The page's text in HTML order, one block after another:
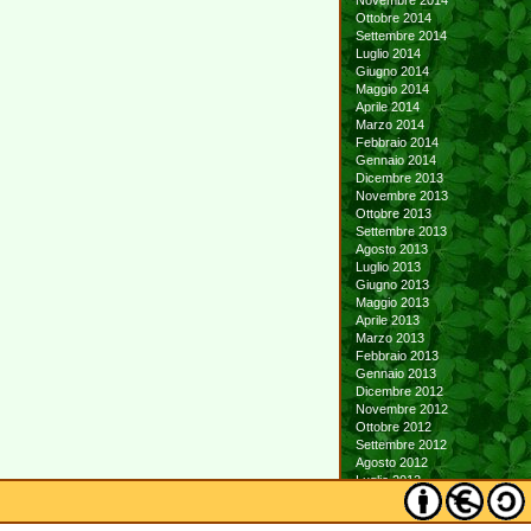
Ottobre 2014
Settembre 2014
Luglio 2014
Giugno 2014
Maggio 2014
Aprile 2014
Marzo 2014
Febbraio 2014
Gennaio 2014
Dicembre 2013
Novembre 2013
Ottobre 2013
Settembre 2013
Agosto 2013
Luglio 2013
Giugno 2013
Maggio 2013
Aprile 2013
Marzo 2013
Febbraio 2013
Gennaio 2013
Dicembre 2012
Novembre 2012
Ottobre 2012
Settembre 2012
Agosto 2012
Luglio 2012
Giugno 2012
Maggio 2012